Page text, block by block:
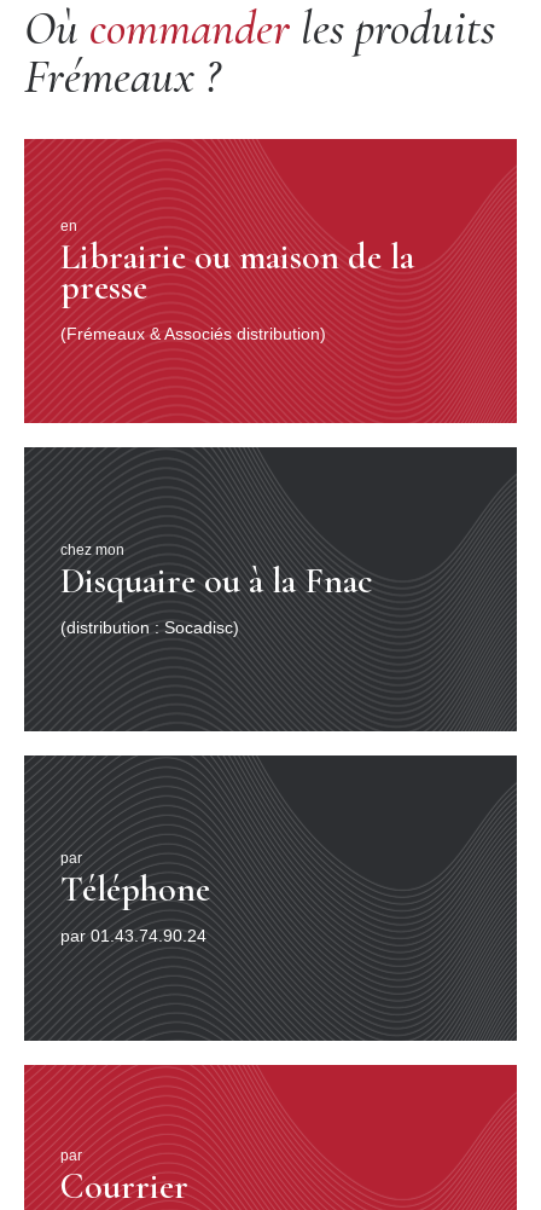
Où commander les produits
Frémeaux ?
par
Téléphone
par 01.43.74.90.24
par
Courrier
en
Librairie ou maison de la
presse
(Frémeaux & Associés distribution)
chez mon
Disquaire ou à la Fnac
(distribution : Socadisc)